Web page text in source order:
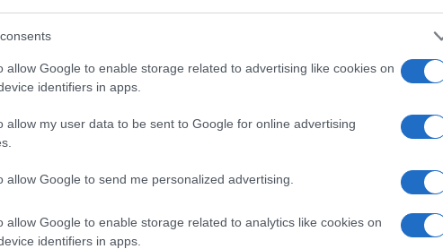
allow Google to enable storage related to advertising like cookies on
identifiers in apps.
allow my user data to be sent to Google for online advertising
allow Google to send me personalized advertising.
allow Google to enable storage related to analytics like cookies on
identifiers in apps.
cinema America. Le indagini dei Carabinieri sono
gli inquirenti sono arrivati anche attraverso le
Le indagini sono state coordinate dalla
ROMA Gay aggredito in
compagno – VIDEO